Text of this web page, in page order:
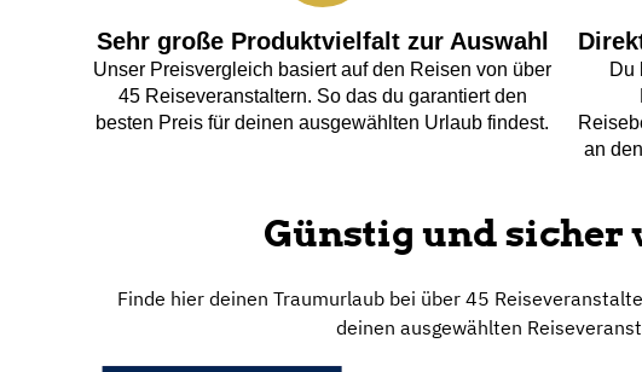
Mit eigener Anreise gestaltest du deinen Urlaub flexibel und
individuell kombinieren kannst. Finde jetzt die besten Angebote